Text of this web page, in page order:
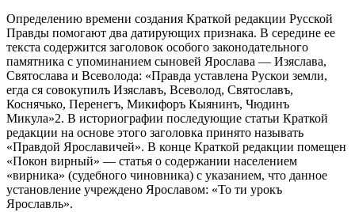
Определению времени создания Краткой редакции Русской
Правды помогают два датирующих признака. В середине ее
текста содержится заголовок особого законодательного
памятника с упоминанием сыновей Ярослава — Изяслава,
Святослава и Всеволода: «Правда уставлена Рускои земли,
егда ся совокупилъ Изяславъ, Всеволод, Святославъ,
Коснячько, Перенегъ, Микифоръ Кыянинъ, Чюдинъ
Микула»2. В историографии последующие статьи Краткой
редакции на основе этого заголовка принято называть
«Правдой Ярославичей». В конце Краткой редакции помещен
«Покон вирный» — статья о содержании населением
«вирника» (судебного чиновника) с указанием, что данное
установление учреждено Ярославом: «То ти урокъ
Ярославль».